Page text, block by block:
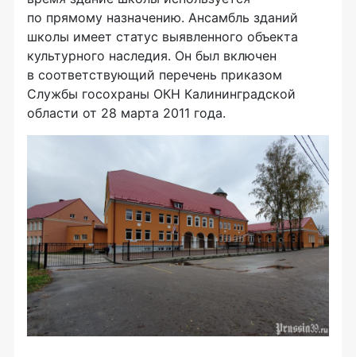
по прямому назначению. Ансамбль зданий
школы имеет статус выявленного объекта
культурного наследия. Он был включен
в соответствующий перечень приказом
Службы госохраны ОКН Калининградской
области от 28 марта 2011 года.